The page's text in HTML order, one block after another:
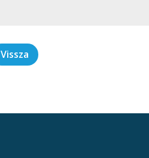
Vissza